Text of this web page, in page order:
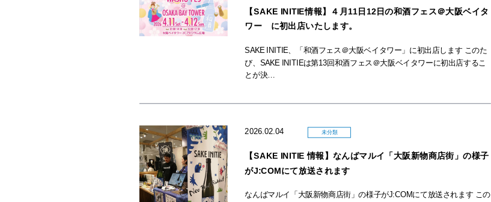
【SAKE INITIE情報】４月11日12日の和酒フェス＠大阪ベイタ
ワー に初出店いたします。
SAKE INITIE、「和酒フェス＠大阪ベイタワー」に初出店します このた
び、SAKE INITIEは第13回和酒フェス＠大阪ベイタワーに初出店するこ
とが決…
2026.02.04 未分類
【SAKE INITIE 情報】なんばマルイ「大阪新物商店街」の様子
がJ:COMにて放送されます
なんばマルイ「大阪新物商店街」の様子がJ:COMにて放送されます この